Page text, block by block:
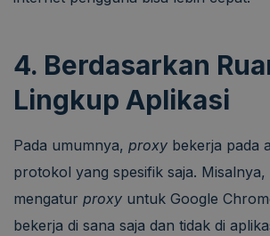
4. Berdasarkan
Lingkup Aplikasi
Pada umumnya, proxy bekerja pada
protokol yang spesifik saja.
mengatur proxy untuk Google
bekerja di sana saja dan tidak di